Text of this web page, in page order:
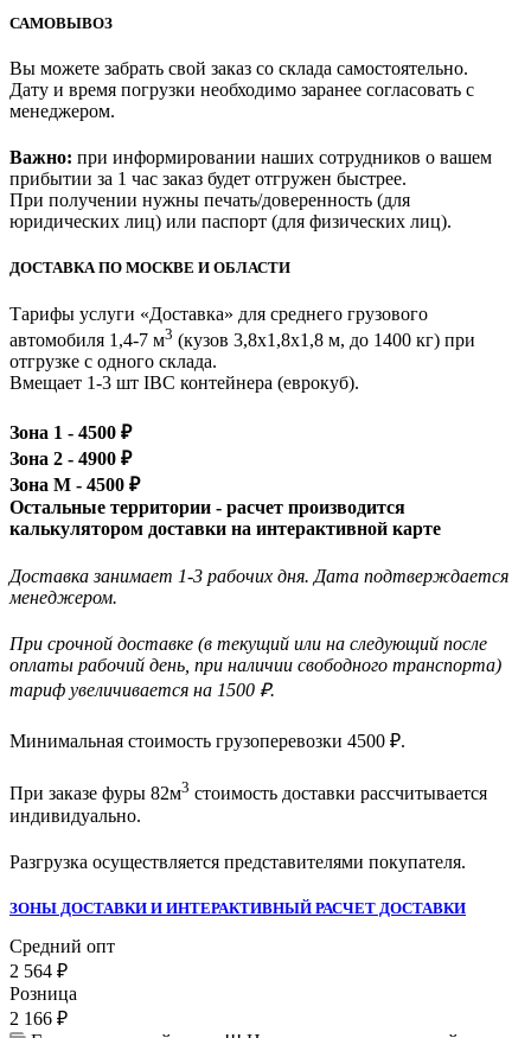
САМОВЫВОЗ
Вы можете забрать свой заказ со склада самостоятельно.
Дату и время погрузки необходимо заранее согласовать с
менеджером.
Важно: при информировании наших сотрудников о вашем
прибытии за 1 час заказ будет отгружен быстрее.
При получении нужны печать/доверенность (для
юридических лиц) или паспорт (для физических лиц).
ДОСТАВКА ПО МОСКВЕ И ОБЛАСТИ
Тарифы услуги «Доставка» для среднего грузового
автомобиля 1,4-7 м3 (кузов 3,8x1,8x1,8 м, до 1400 кг) при
отгрузке с одного склада.
Вмещает 1-3 шт IBC контейнера (еврокуб).
Зона 1 - 4500 ₽
Зона 2 - 4900 ₽
Зона М - 4500 ₽
Остальные территории - расчет производится
калькулятором доставки на интерактивной карте
Доставка занимает 1-3 рабочих дня. Дата подтверждается
менеджером.
При срочной доставке (в текущий или на следующий после
оплаты рабочий день, при наличии свободного транспорта)
тариф увеличивается на 1500 ₽.
Минимальная стоимость грузоперевозки 4500 ₽.
При заказе фуры 82м3 стоимость доставки рассчитывается
индивидуально.
Разгрузка осуществляется представителями покупателя.
ЗОНЫ ДОСТАВКИ И ИНТЕРАКТИВНЫЙ РАСЧЕТ ДОСТАВКИ
Средний опт
2 564 ₽
Розница
2 166 ₽